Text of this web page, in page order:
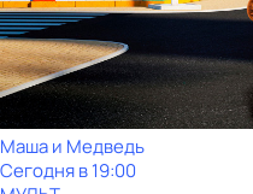
Маша и Медведь
Сегодня в 19:00